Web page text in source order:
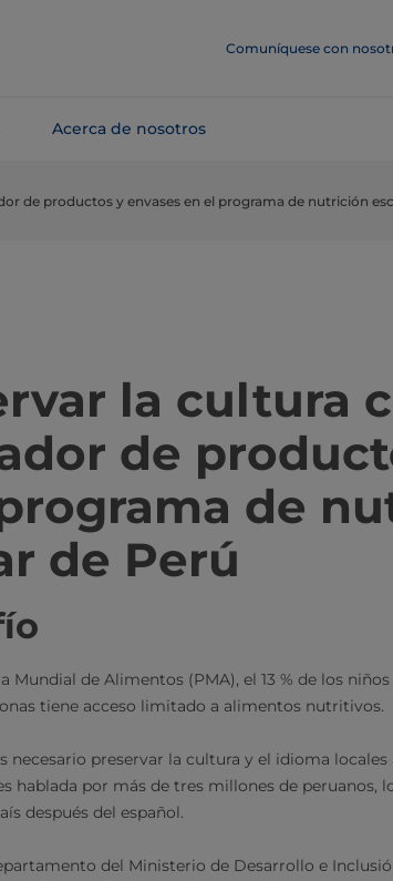
Comuníquese con
Acerca de nosotros
de productos y envases en el programa de nutrición
la cultura
de
de
de Perú
Mundial de Alimentos (PMA), el 13 % de los
tiene acceso limitado a alimentos nutritivos.
necesario preservar la cultura y el idioma
hablada por más de tres millones de peruanos,
después del español.
del Ministerio de Desarrollo e